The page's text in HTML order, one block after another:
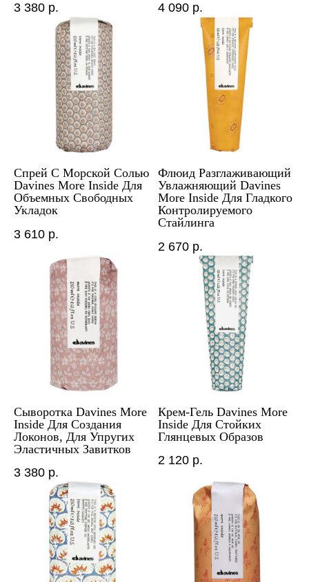
3 380 р.
4 090 р.
Спрей С Морской Солью
Davines More Inside Для
Объемных Свободных
Укладок
3 610 р.
Флюид Разглаживающий
Увлажняющий Davines
More Inside Для Гладкого
Контролируемого
Стайлинга
2 670 р.
Сыворотка Davines More
Inside Для Создания
Локонов, Для Упругих
Эластичных Завитков
3 380 р.
Крем-Гель Davines More
Inside Для Стойких
Глянцевых Образов
2 120 р.